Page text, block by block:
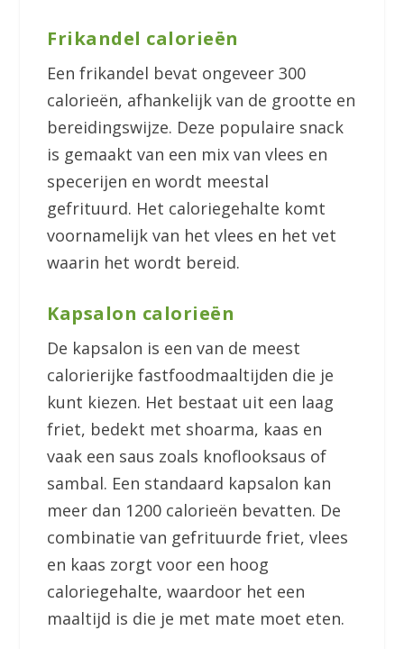
Frikandel calorieën
Een frikandel bevat ongeveer 300
calorieën, afhankelijk van de grootte en
bereidingswijze. Deze populaire snack
is gemaakt van een mix van vlees en
specerijen en wordt meestal
gefrituurd. Het caloriegehalte komt
voornamelijk van het vlees en het vet
waarin het wordt bereid.
Kapsalon calorieën
De kapsalon is een van de meest
calorierijke fastfoodmaaltijden die je
kunt kiezen. Het bestaat uit een laag
friet, bedekt met shoarma, kaas en
vaak een saus zoals knoflooksaus of
sambal. Een standaard kapsalon kan
meer dan 1200 calorieën bevatten. De
combinatie van gefrituurde friet, vlees
en kaas zorgt voor een hoog
caloriegehalte, waardoor het een
maaltijd is die je met mate moet eten.